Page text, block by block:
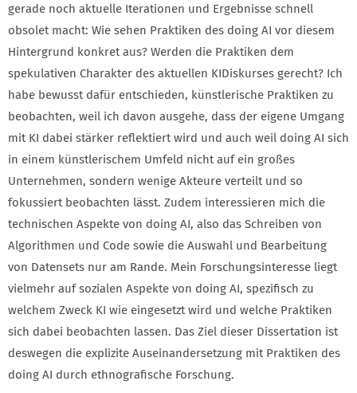
gerade noch aktuelle Iterationen und Ergebnisse schnell
obsolet macht: Wie sehen Praktiken des doing AI vor diesem
Hintergrund konkret aus? Werden die Praktiken dem
spekulativen Charakter des aktuellen KIDiskurses gerecht? Ich
habe bewusst dafür entschieden, künstlerische Praktiken zu
beobachten, weil ich davon ausgehe, dass der eigene Umgang
mit KI dabei stärker reflektiert wird und auch weil doing AI sich
in einem künstlerischem Umfeld nicht auf ein großes
Unternehmen, sondern wenige Akteure verteilt und so
fokussiert beobachten lässt. Zudem interessieren mich die
technischen Aspekte von doing AI, also das Schreiben von
Algorithmen und Code sowie die Auswahl und Bearbeitung
von Datensets nur am Rande. Mein Forschungsinteresse liegt
vielmehr auf sozialen Aspekte von doing AI, spezifisch zu
welchem Zweck KI wie eingesetzt wird und welche Praktiken
sich dabei beobachten lassen. Das Ziel dieser Dissertation ist
deswegen die explizite Auseinandersetzung mit Praktiken des
doing AI durch ethnografische Forschung.